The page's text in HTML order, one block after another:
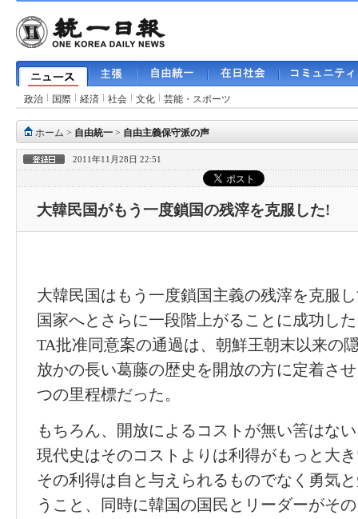
政治 国際 経済 社会 文化 芸能・スポーツ
ホーム > 自由統一 > 自由主義保守派の声
2011年11月28日 22:51
大韓民国がもう一度鎖国の残滓を克服した!
大韓民国はもう一度鎖国主義の残滓を克服
国家へとさらに一段階上がることに成功し
TA批准同意案の通過は、朝鮮王朝末以来の
放かの長い葛藤の歴史を開放の方に定着さ
つの里程標だった。
もちろん、開放によるコストが無い筈はな
現代史はそのコストよりは利得がもっと大
その利得は自と与えられるものでなく勇気
うこと、同時に韓国の国民とリーダーがそ